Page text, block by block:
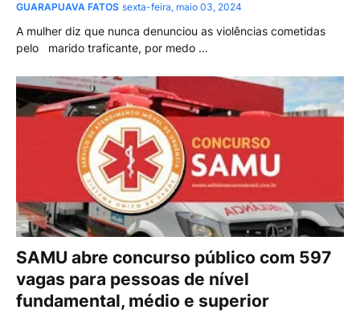
GUARAPUAVA FATOS sexta-feira, maio 03, 2024
A mulher diz que nunca denunciou as violências cometidas
pelo marido traficante, por medo …
SAMU abre concurso público com 597
vagas para pessoas de nível
fundamental, médio e superior